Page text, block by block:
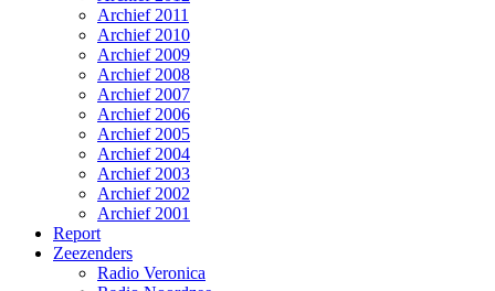
Archief 2011
Archief 2010
Archief 2009
Archief 2008
Archief 2007
Archief 2006
Archief 2005
Archief 2004
Archief 2003
Archief 2002
Archief 2001
Report
Zeezenders
Radio Veronica